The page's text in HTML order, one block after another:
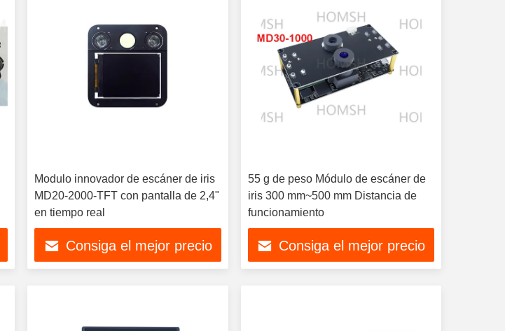
Modulo innovador de escáner de iris
MD20-2000-TFT con pantalla de 2,4"
en tiempo real
Consiga el mejor precio
55 g de peso Módulo de escáner de
iris 300 mm~500 mm Distancia de
funcionamiento
Consiga el mejor precio